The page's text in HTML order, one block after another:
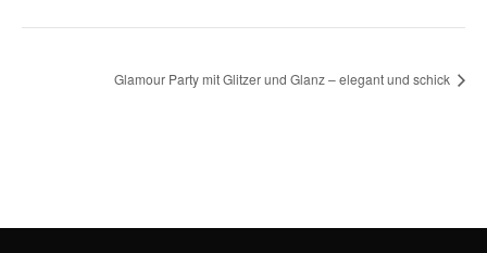
Glamour Party mit Glitzer und Glanz – elegant und schick